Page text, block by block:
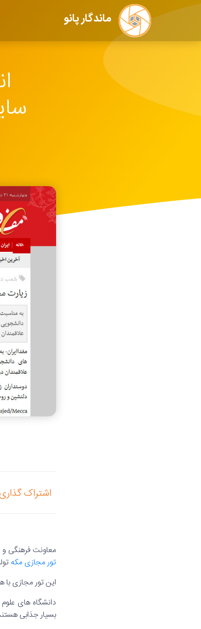
ماندگار پانو
اشتراک
معاونت فرهنگی و
تور مجازی مکه
این تور مجازی با
دانشگاه های
بسیار جذابی